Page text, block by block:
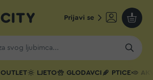
Prijavi se
Moja
OUTLET LJETO GLODAVCI PTICE